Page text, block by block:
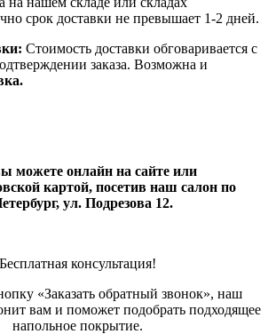
срок доставки не превышает 1-2 дней.
Стоимость доставки обговаривается с
заказа. Возможна и
можете онлайн на сайте или
картой, посетив наш салон по
ул. Подрезова 12.
Бесплатная консультация!
«Заказать обратный звонок», наш
вам и поможет подобрать подходящее
напольное покрытие.